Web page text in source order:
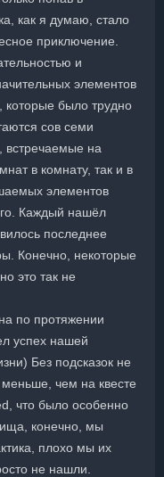
как я думаю, стало
приключение.
и
элементов
которые было трудно
сов семи
встречаемые на
в комнату, так и в
элементов
Каждый нашёл
последнее
Конечно, некоторые
это так не
по протяжении
успех нашей
Без подсказок не
чем на квесте
что было особенно
конечно, мы
плохо мы их
не нашли.